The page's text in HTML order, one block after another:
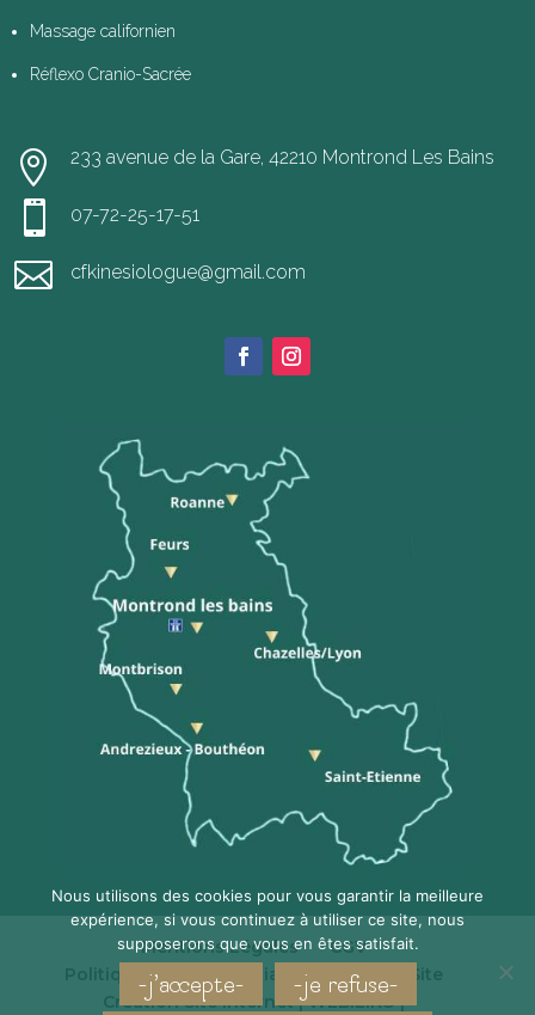
Massage californien
Réflexo Cranio-Sacrée
 233 avenue de la Gare, 42210 Montrond Les Bains
 07-72-25-17-51
 cfkinesiologue@gmail.com
Mentions Légales
CGV
Politique de Confidentialité
Plan du Site
Création Site Internet | WEBILIKO |
Nous utilisons des cookies pour vous garantir la meilleure
expérience, si vous continuez à utiliser ce site, nous
supposerons que vous en êtes satisfait.
-j'accepte- -je refuse-